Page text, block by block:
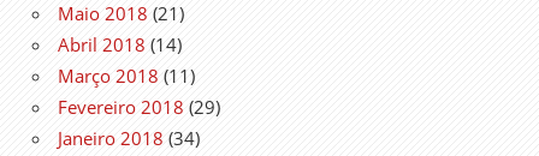
Maio 2018 (21)
Abril 2018 (14)
Março 2018 (11)
Fevereiro 2018 (29)
Janeiro 2018 (34)